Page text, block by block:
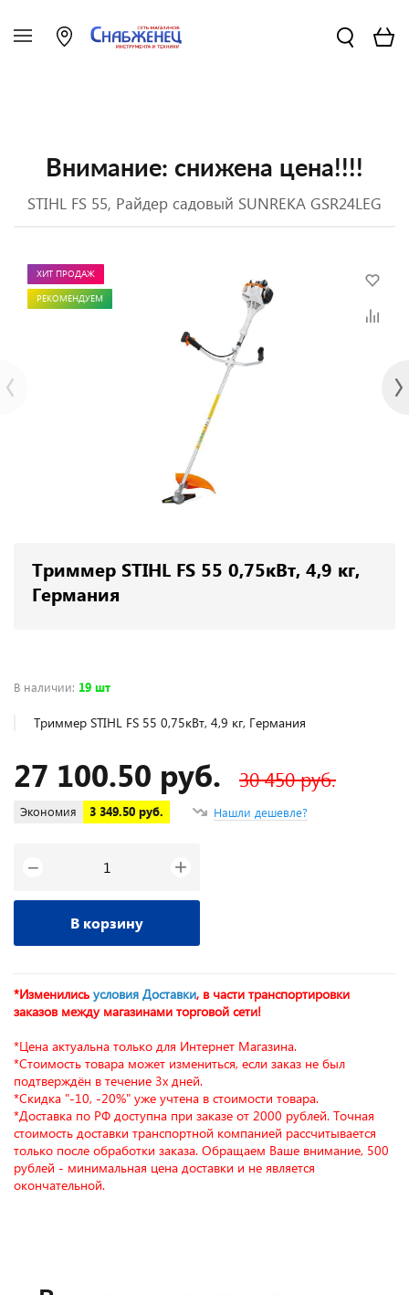
Внимание: снижена цена!!!!
STIHL FS 55, Райдер садовый SUNREKA GSR24LEG
ХИТ ПРОДАЖ
РЕКОМЕНДУЕМ
Триммер STIHL FS 55 0,75кВт, 4,9 кг,
Германия
В наличии: 19 шт
Триммер STIHL FS 55 0,75кВт, 4,9 кг, Германия
27 100.50 руб. 30 450 руб.
Экономия 3 349.50 руб. Нашли дешевле?
− +
В корзину
*Изменились условия Доставки, в части транспортировки
заказов между магазинами торговой сети!
*Цена актуальна только для Интернет Магазина.
*Стоимость товара может измениться, если заказ не был
подтверждён в течение 3х дней.
*Скидка "-10, -20%" уже учтена в стоимости товара.
*Доставка по РФ доступна при заказе от 2000 рублей. Точная
стоимость доставки транспортной компанией рассчитывается
только после обработки заказа. Обращаем Ваше внимание, 500
рублей - минимальная цена доставки и не является
окончательной.